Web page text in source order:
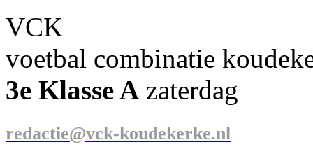
VCK
voetbal combinatie
3e Klasse A zaterdag
redactie@vck-koudekerke.nl